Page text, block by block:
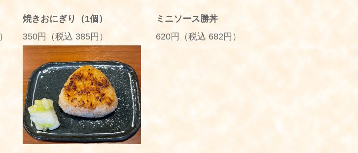
焼きおにぎり（1個）
350円（税込 385円）
ミニソース勝丼
620円（税込 682円）